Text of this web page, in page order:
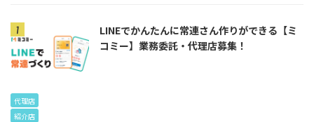
LINEでかんたんに常連さん作りができる【ミ
コミー】業務委託・代理店募集！
代理店
紹介店